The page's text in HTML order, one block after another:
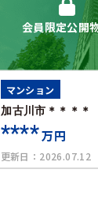
会員限定公開
マンション
加古川市＊＊＊＊
****万円
更新日： 2026.07.12